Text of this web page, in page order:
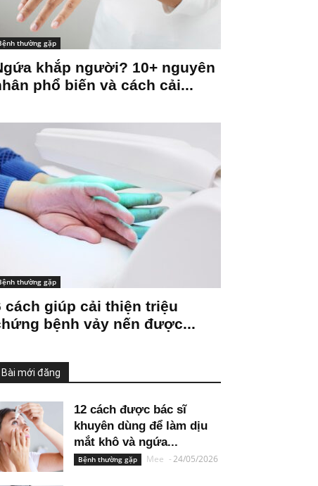
thường gặp
khắp người? 10+ nguyên
phổ biến và cách cải...
thường gặp
cách giúp cải thiện triệu
bệnh vảy nến được...
Bài mới đăng
12 cách được bác sĩ
khuyên dùng để làm dịu
mắt khô và ngứa...
Bệnh thường gặp Mee -24/05/2026